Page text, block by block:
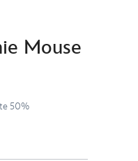
Mouse
50%